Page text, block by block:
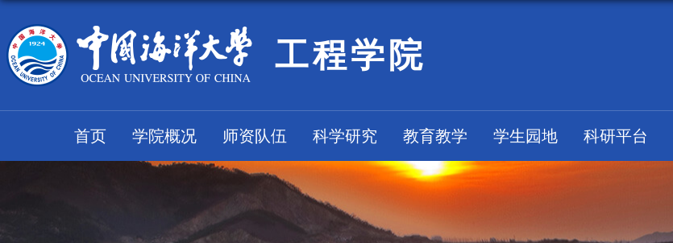
工程学院
首页 学院概况 师资队伍 科学研究 教育教学 学生园地 科研平台